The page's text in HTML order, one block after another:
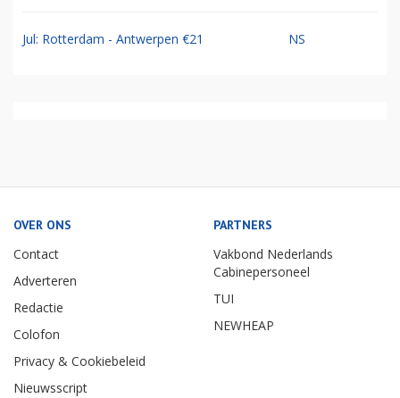
Jul: Rotterdam - Antwerpen €21 NS
OVER ONS
Contact
Adverteren
Redactie
Colofon
Privacy & Cookiebeleid
Nieuwsscript
PARTNERS
Vakbond Nederlands
Cabinepersoneel
TUI
NEWHEAP